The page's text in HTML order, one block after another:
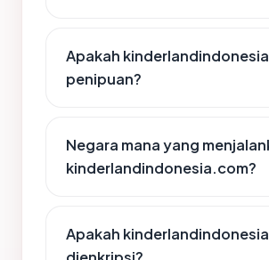
Apakah
penipuan?
Negara mana yang
kinderlandindonesia.com?
Apakah